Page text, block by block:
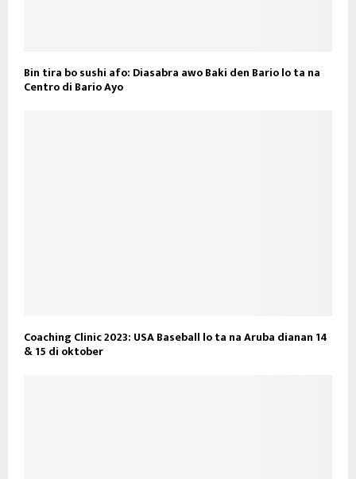
Bin tira bo sushi afo: Diasabra awo Baki den Bario lo ta na
Centro di Bario Ayo
Coaching Clinic 2023: USA Baseball lo ta na Aruba dianan 14
& 15 di oktober